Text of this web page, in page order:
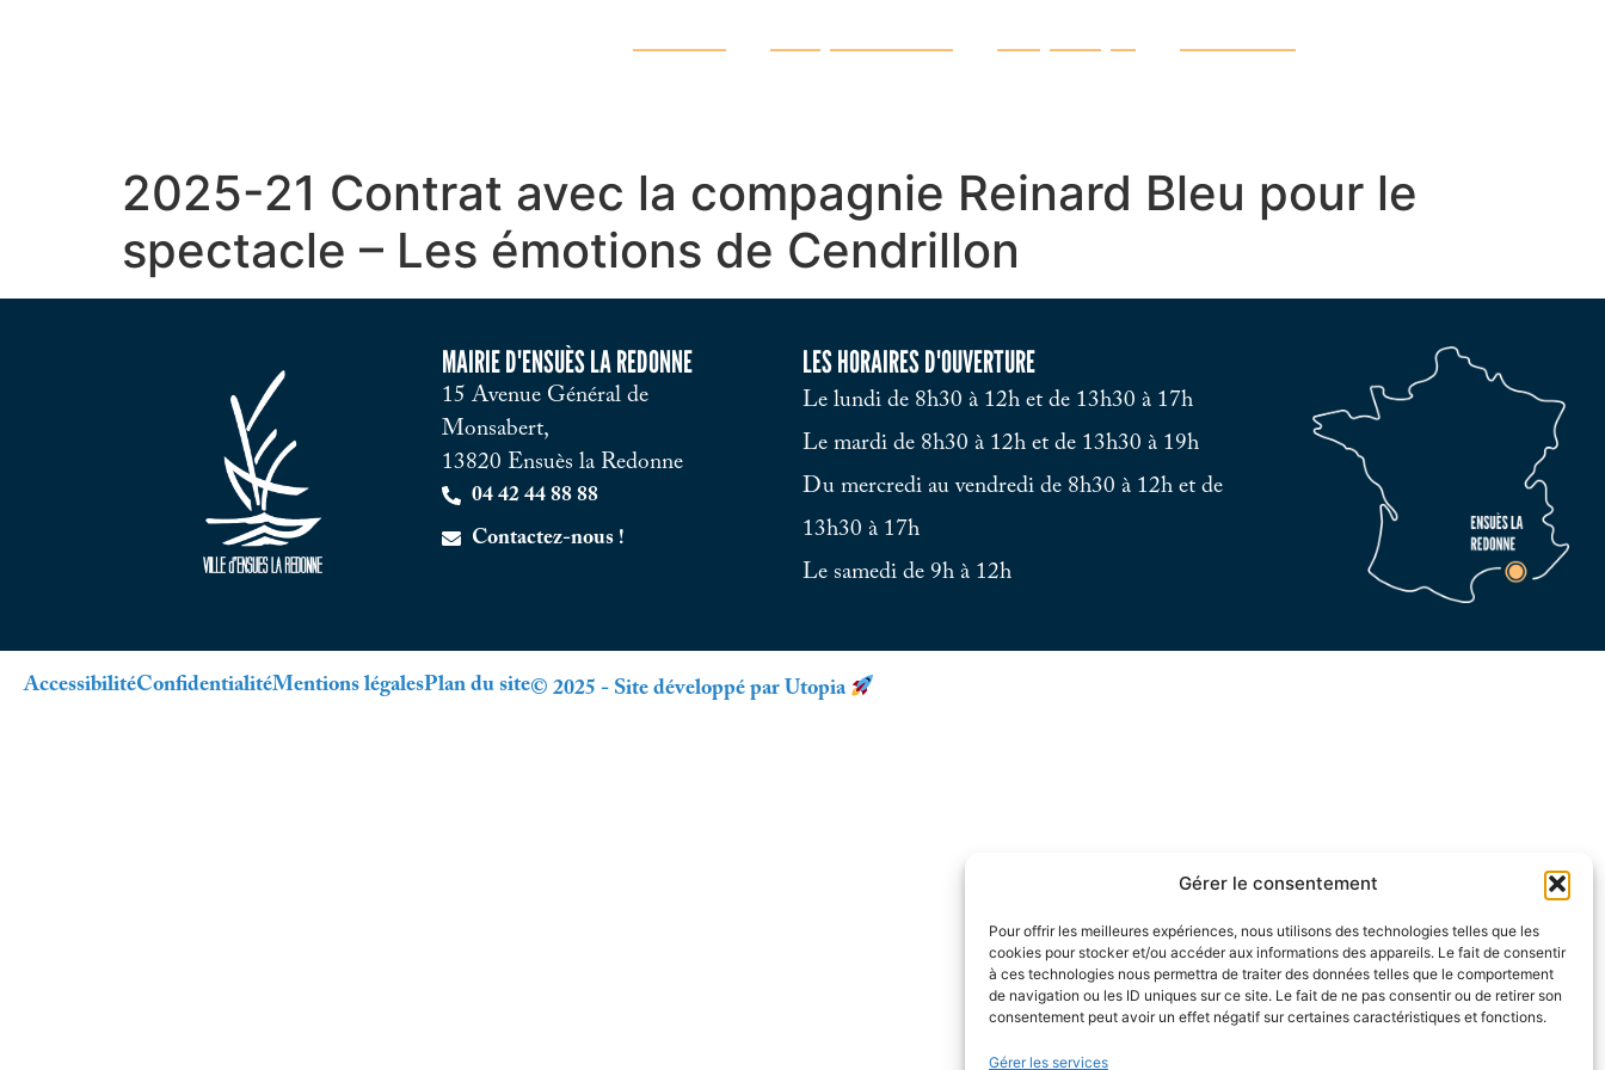
Gérer le consentement
Pour offrir les meilleures expériences, nous utilisons des technologies telles que les
cookies pour stocker et/ou accéder aux informations des appareils. Le fait de consentir
à ces technologies nous permettra de traiter des données telles que le comportement
de navigation ou les ID uniques sur ce site. Le fait de ne pas consentir ou de retirer son
consentement peut avoir un effet négatif sur certaines caractéristiques et fonctions.
Gérer les services
2025-21 Contrat avec la compagnie Reinard Bleu pour le
spectacle – Les émotions de Cendrillon
MAIRIE D'ENSUÈS LA REDONNE
15 Avenue Général de
Monsabert,
13820 Ensuès la Redonne
04 42 44 88 88
Contactez-nous !
LES HORAIRES D'OUVERTURE
Le lundi de 8h30 à 12h et de 13h30 à 17h
Le mardi de 8h30 à 12h et de 13h30 à 19h
Du mercredi au vendredi de 8h30 à 12h et de
13h30 à 17h
Le samedi de 9h à 12h
AccessibilitéConfidentialitéMentions légalesPlan du site© 2025 - Site développé par Utopia